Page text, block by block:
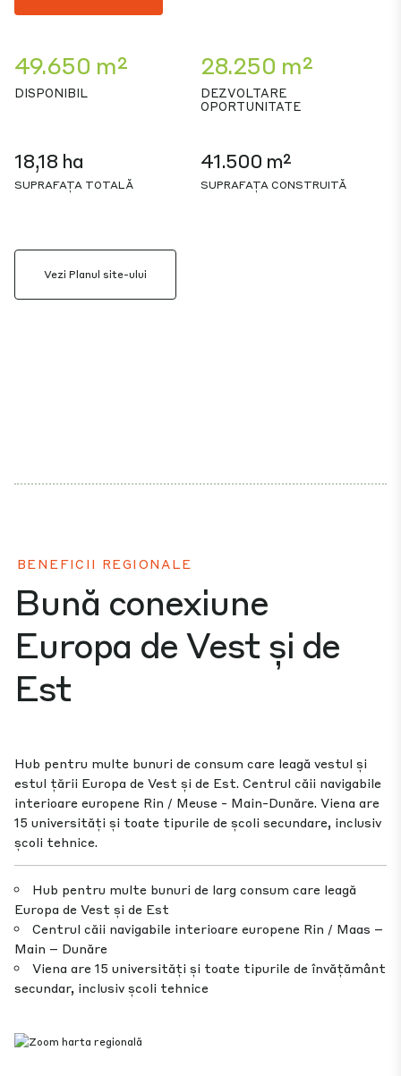
49.650 m²
DISPONIBIL
28.250 m²
DEZVOLTARE
OPORTUNITATE
18,18 ha
SUPRAFAȚA TOTALĂ
41.500 m²
SUPRAFAȚA CONSTRUITĂ
Vezi Planul site-ului
BENEFICII REGIONALE
Bună conexiune
Europa de Vest și de
Est
Hub pentru multe bunuri de consum care leagă vestul și
estul țării Europa de Vest și de Est. Centrul căii navigabile
interioare europene Rin / Meuse - Main-Dunăre. Viena are
15 universități și toate tipurile de școli secundare, inclusiv
școli tehnice.
Hub pentru multe bunuri de larg consum care leagă
Europa de Vest și de Est
Centrul căii navigabile interioare europene Rin / Maas –
Main – Dunăre
Viena are 15 universități și toate tipurile de învățământ
secundar, inclusiv școli tehnice